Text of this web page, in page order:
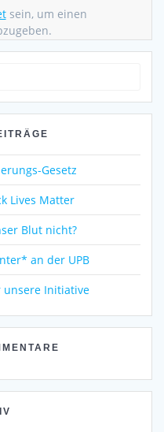
sein, um einen
Gesetz
Lives Matter
Blut nicht?
an der UPB
unsere Initiative